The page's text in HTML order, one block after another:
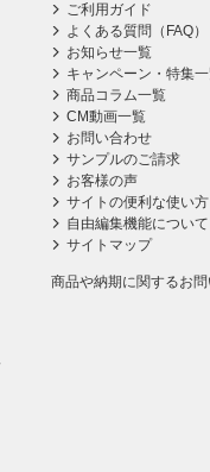
ご利用ガイド
よくある質問（FAQ）
お知らせ一覧
キャンペーン・特集
商品コラム一覧
CM動画一覧
お問い合わせ
サンプルのご請求
お客様の声
サイトの便利な使い方
自由編集機能について
サイトマップ
商品や納期に関するお